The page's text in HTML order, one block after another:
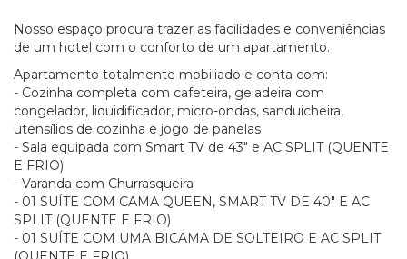
Nosso espaço procura trazer as facilidades e conveniências
de um hotel com o conforto de um apartamento.
Apartamento totalmente mobiliado e conta com:
- Cozinha completa com cafeteira, geladeira com
congelador, liquidificador, micro-ondas, sanduicheira,
utensílios de cozinha e jogo de panelas
- Sala equipada com Smart TV de 43" e AC SPLIT (QUENTE
E FRIO)
- Varanda com Churrasqueira
- 01 SUÍTE COM CAMA QUEEN, SMART TV DE 40" E AC
SPLIT (QUENTE E FRIO)
- 01 SUÍTE COM UMA BICAMA DE SOLTEIRO E AC SPLIT